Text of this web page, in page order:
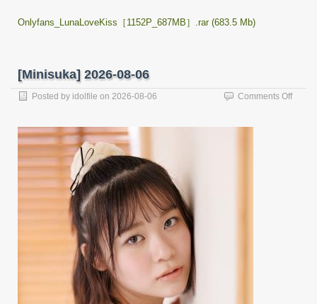
Onlyfans_LunaLoveKiss［1152P_687MB］.rar (683.5 Mb)
[Minisuka] 2026-08-06
Posted by idolfile on 2026-08-06 Comments Offon